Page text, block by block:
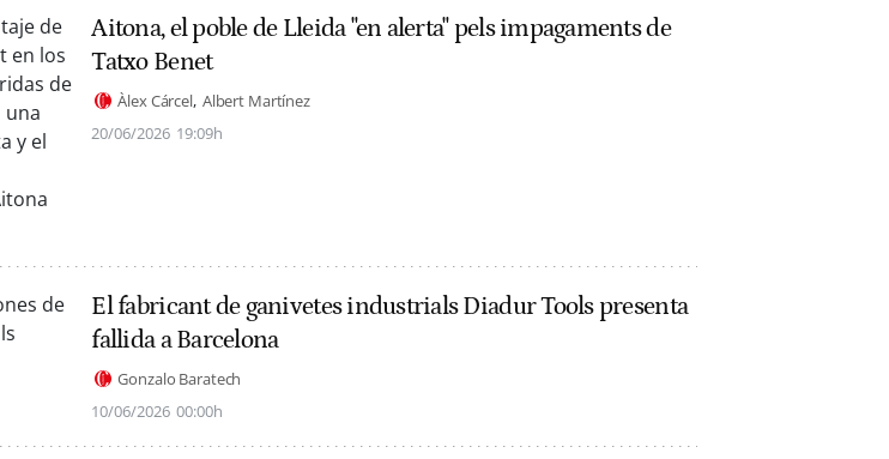
Aitona, el poble de Lleida "en alerta" pels impagaments de
Tatxo Benet
Àlex Cárcel Albert Martínez
20/06/2026 19:09h
El fabricant de ganivetes industrials Diadur Tools presenta
fallida a Barcelona
Gonzalo Baratech
10/06/2026 00:00h